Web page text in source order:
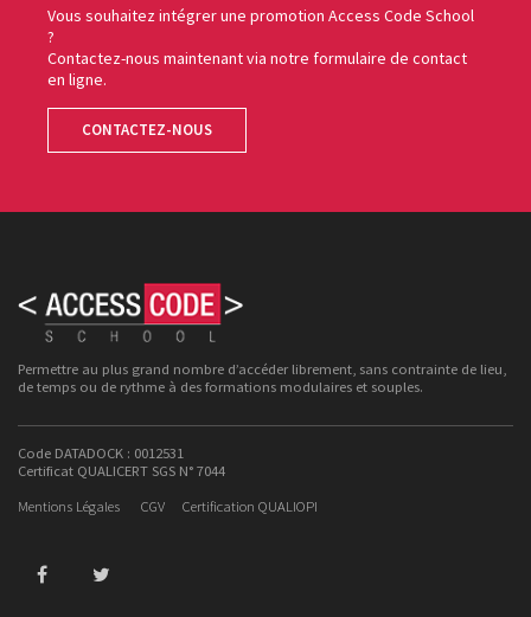
Vous souhaitez intégrer une promotion Access Code School
?
Contactez-nous maintenant via notre formulaire de contact
en ligne.
CONTACTEZ-NOUS
Permettre au plus grand nombre d’accéder librement, sans contrainte de lieu,
de temps ou de rythme à des formations modulaires et souples.
Code DATADOCK : 0012531
Certificat QUALICERT SGS N° 7044
Mentions Légales
CGV Certification QUALIOPI